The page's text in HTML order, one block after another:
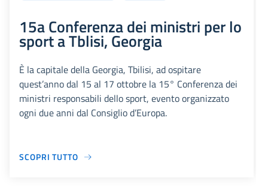
15a Conferenza dei ministri per lo
sport a Tblisi, Georgia
È la capitale della Georgia, Tbilisi, ad ospitare
quest’anno dal 15 al 17 ottobre la 15° Conferenza dei
ministri responsabili dello sport, evento organizzato
ogni due anni dal Consiglio d’Europa.
SCOPRI TUTTO